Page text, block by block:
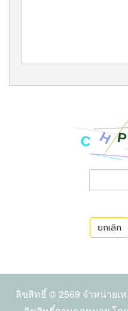
ยกเลิก
ลิขสิทธิ์ © 2569 จำหน่ายเ